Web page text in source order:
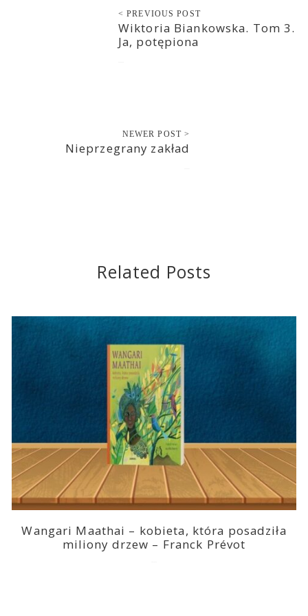
< PREVIOUS POST
Wiktoria Biankowska. Tom 3.
Ja, potępiona
NEWER POST >
Nieprzegrany zakład
Related Posts
Wangari Maathai – kobieta, która posadziła
miliony drzew – Franck Prévot